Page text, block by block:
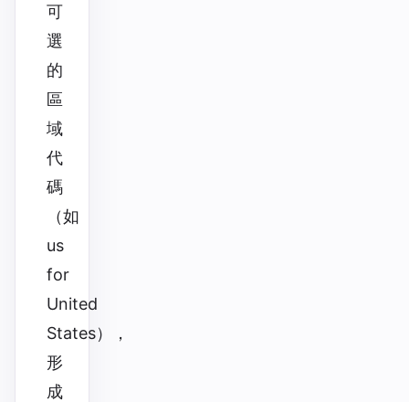
可
選
的
區
域
代
碼
（如
us
for
United
States），
形
成